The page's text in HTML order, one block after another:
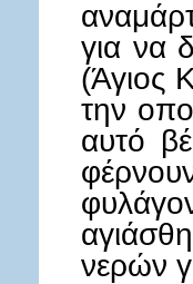
για να
(Άγιος
την
αυτό
νερών